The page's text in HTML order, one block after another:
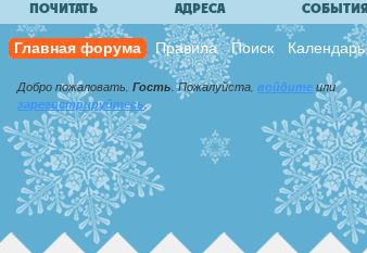
ПОЧИТАТЬ АДРЕСА СОБЫТИЯ
Главная форума Правила Поиск Календарь
Добро пожаловать,Гость. Пожалуйста, войдите или
зарегистрируйтесь.